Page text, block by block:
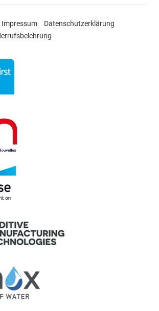
Impressum
Datenschutzerklärung